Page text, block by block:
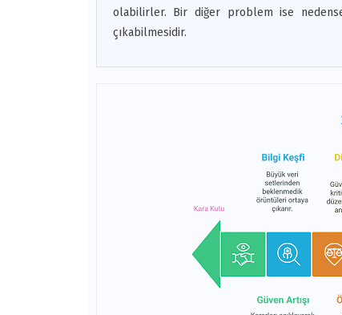
olabilirler. Bir diğer problem ise
çıkabilmesidir.